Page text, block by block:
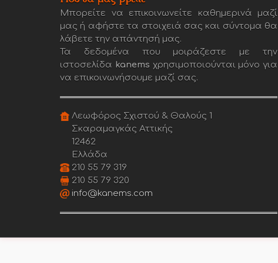
Μπορείτε να επικοινωνείτε καθημερινά μαζί
μας ή αφήστε τα στοιχειά σας και σύντομα θα
λάβετε την απάντησή μας.
Τα δεδομένα που μοιράζεστε με την
ιστοσελίδα kanems χρησιμοποιούνται μόνο για
να επικοινωνήσουμε μαζί σας.
Λεωφόρος Σχιστού & Θαλούς 1
Σκαραμαγκάς Αττικής
12462
Ελλάδα
210 55 79 319
210 55 79 320
info@kanems.com